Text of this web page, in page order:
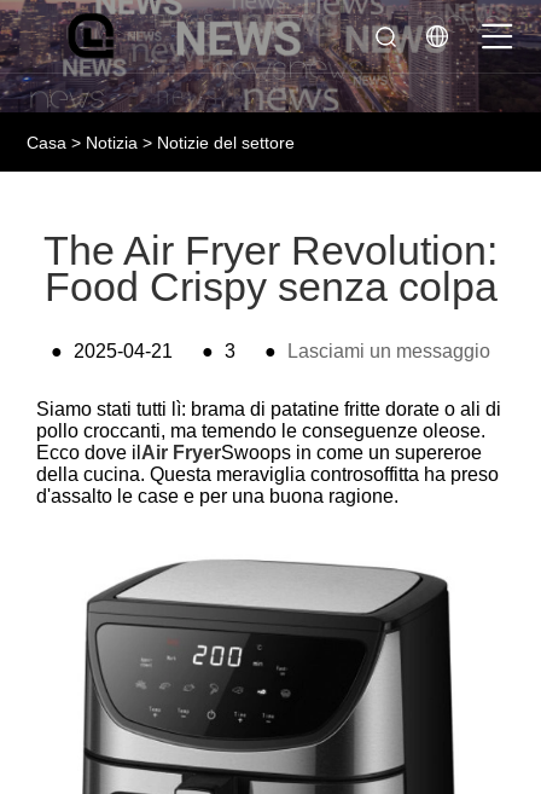
Casa > Notizia > Notizie del settore
The Air Fryer Revolution:
Food Crispy senza colpa
● 2025-04-21 ● 3 ● Lasciami un messaggio
Siamo stati tutti lì: brama di patatine fritte dorate o ali di
pollo croccanti, ma temendo le conseguenze oleose.
Ecco dove il Air FryerSwoops in come un supereroe
della cucina. Questa meraviglia controsoffitta ha preso
d'assalto le case e per una buona ragione.